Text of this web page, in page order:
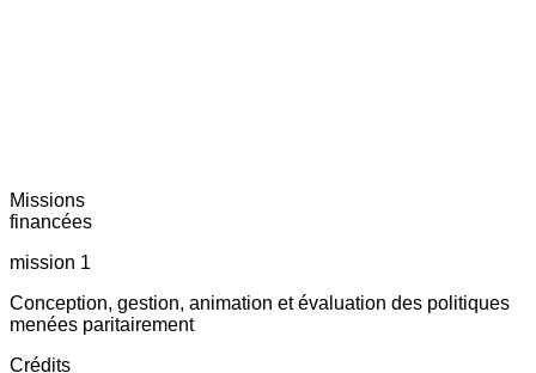
Missions
financées
mission 1
Conception, gestion, animation et évaluation des politiques
menées paritairement
Crédits